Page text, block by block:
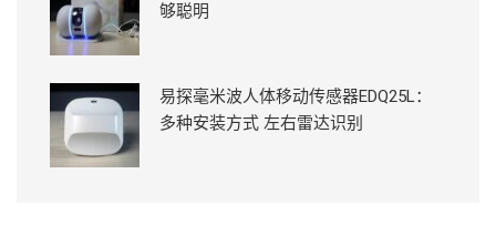
够聪明
易探毫米波人体移动传感器EDQ25L：
多种安装方式 左右雷达识别